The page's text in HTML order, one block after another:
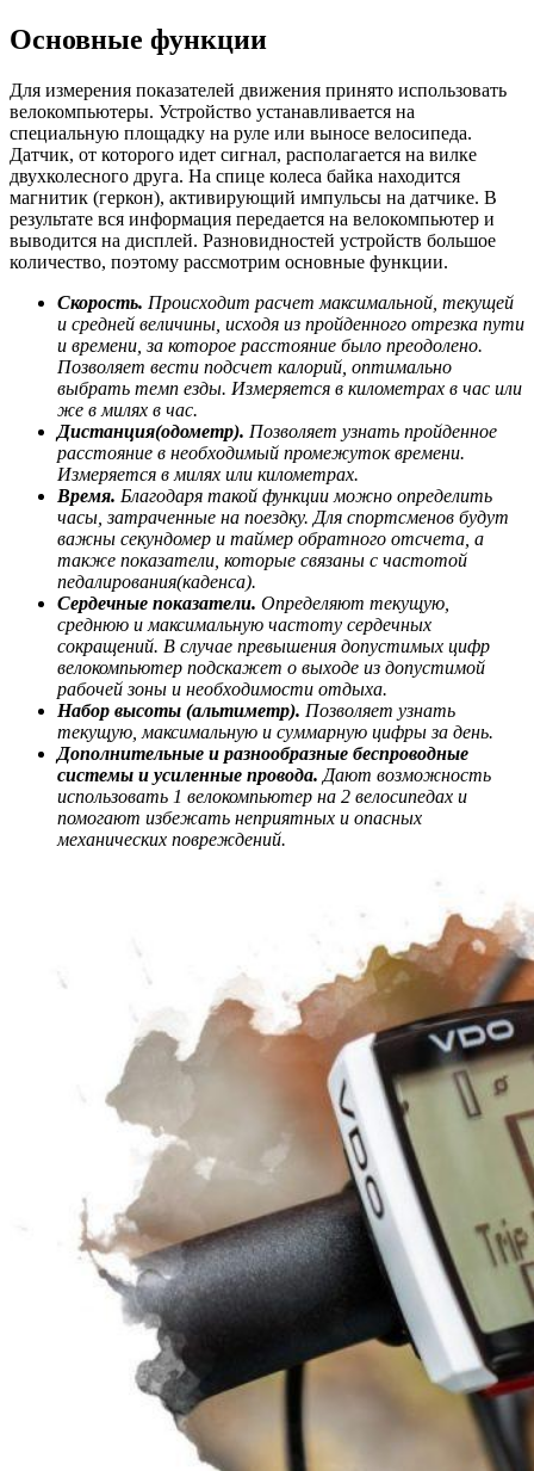
Основные функции
Для измерения показателей движения принято использовать
велокомпьютеры. Устройство устанавливается на
специальную площадку на руле или выносе велосипеда.
Датчик, от которого идет сигнал, располагается на вилке
двухколесного друга. На спице колеса байка находится
магнитик (геркон), активирующий импульсы на датчике. В
результате вся информация передается на велокомпьютер и
выводится на дисплей. Разновидностей устройств большое
количество, поэтому рассмотрим основные функции.
Скорость. Происходит расчет максимальной, текущей
и средней величины, исходя из пройденного отрезка пути
и времени, за которое расстояние было преодолено.
Позволяет вести подсчет калорий, оптимально
выбрать темп езды. Измеряется в километрах в час или
же в милях в час.
Дистанция(одометр). Позволяет узнать пройденное
расстояние в необходимый промежуток времени.
Измеряется в милях или километрах.
Время. Благодаря такой функции можно определить
часы, затраченные на поездку. Для спортсменов будут
важны секундомер и таймер обратного отсчета, а
также показатели, которые связаны с частотой
педалирования(каденса).
Сердечные показатели. Определяют текущую,
среднюю и максимальную частоту сердечных
сокращений. В случае превышения допустимых цифр
велокомпьютер подскажет о выходе из допустимой
рабочей зоны и необходимости отдыха.
Набор высоты (альтиметр). Позволяет узнать
текущую, максимальную и суммарную цифры за день.
Дополнительные и разнообразные беспроводные
системы и усиленные провода. Дают возможность
использовать 1 велокомпьютер на 2 велосипедах и
помогают избежать неприятных и опасных
механических повреждений.